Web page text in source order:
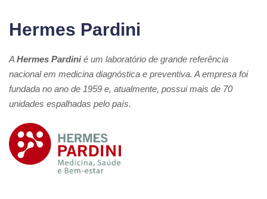
Hermes Pardini
A Hermes Pardinié um laboratório de grande referência
nacional em medicina diagnóstica e preventiva. A empresa foi
fundada no ano de 1959 e, atualmente, possui mais de 70
unidades espalhadas pelo país.